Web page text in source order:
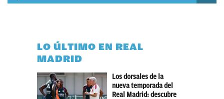
LO ÚLTIMO EN REAL
MADRID
Los dorsales de la
nueva temporada del
Real Madrid: descubre